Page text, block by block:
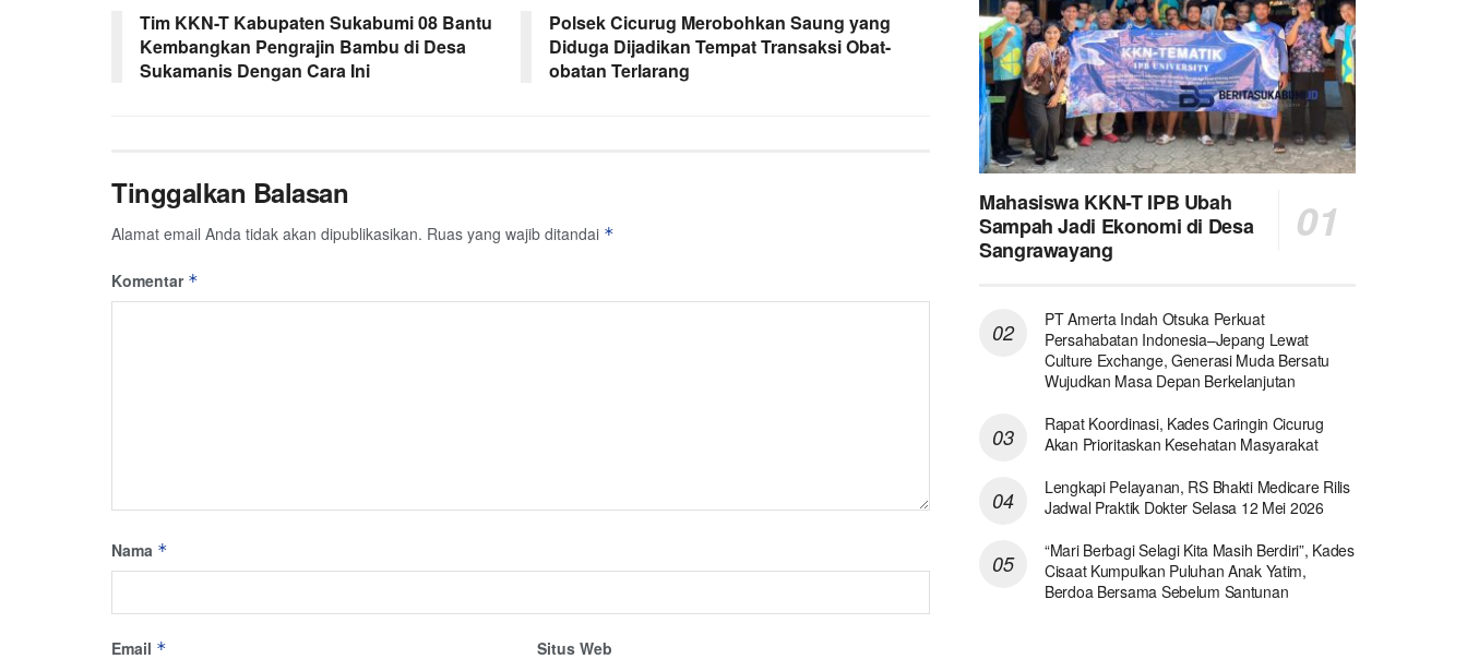
Tim KKN-T Kabupaten Sukabumi 08 Bantu
Kembangkan Pengrajin Bambu di Desa
Sukamanis Dengan Cara Ini
Polsek Cicurug Merobohkan Saung yang
Diduga Dijadikan Tempat Transaksi Obat-
obatan Terlarang
Tinggalkan Balasan
Alamat email Anda tidak akan dipublikasikan. Ruas yang wajib ditandai *
Komentar *
Nama *
Email * Situs Web
Mahasiswa KKN-T IPB Ubah
Sampah Jadi Ekonomi di Desa
Sangrawayang
PT Amerta Indah Otsuka Perkuat
Persahabatan Indonesia–Jepang Lewat
Culture Exchange, Generasi Muda Bersatu
Wujudkan Masa Depan Berkelanjutan
Rapat Koordinasi, Kades Caringin Cicurug
Akan Prioritaskan Kesehatan Masyarakat
Lengkapi Pelayanan, RS Bhakti Medicare Rilis
Jadwal Praktik Dokter Selasa 12 Mei 2026
“Mari Berbagi Selagi Kita Masih Berdiri”, Kades
Cisaat Kumpulkan Puluhan Anak Yatim,
Berdoa Bersama Sebelum Santunan